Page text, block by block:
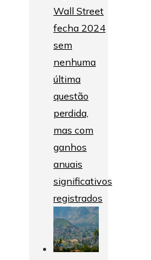
Wall Street
fecha 2024
sem
nenhuma
última
questão
perdida,
mas com
ganhos
anuais
significativos
registrados